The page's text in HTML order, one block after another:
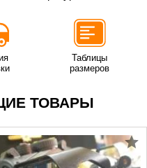
Таблицы
размеров
ТОВАРЫ